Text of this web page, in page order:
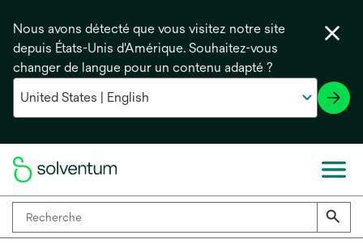
Nous avons détecté que vous visitez notre site
depuis États-Unis d'Amérique. Souhaitez-vous
changer de langue pour un contenu adapté ?